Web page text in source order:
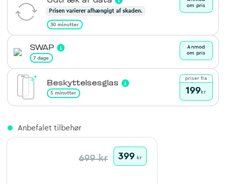
Prisen varierer afhængigt af skaden.
30 minutter
om pris
SWAP
7 dage
Anmod
om pris
Beskyttelsesglas
5 minutter
priser fra
199 kr
Anbefalet tilbehør
699 kr 399 kr